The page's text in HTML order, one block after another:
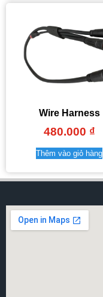
Wire Harness
480.000 ₫
Thêm vào giỏ hàng